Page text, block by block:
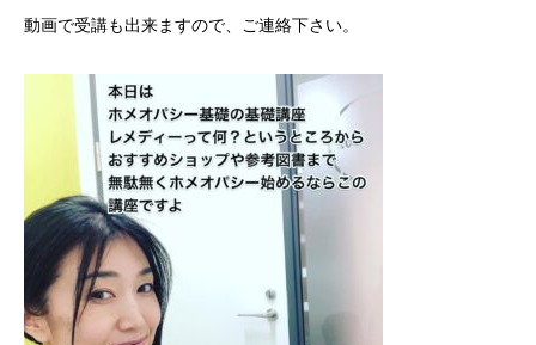
動画で受講も出来ますので、ご連絡下さい。